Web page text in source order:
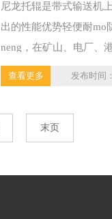
尼龙托辊是带式输送机
出的性能优势轻便耐mo
neng，在矿山、电厂、
查看更多 发布时间
末页